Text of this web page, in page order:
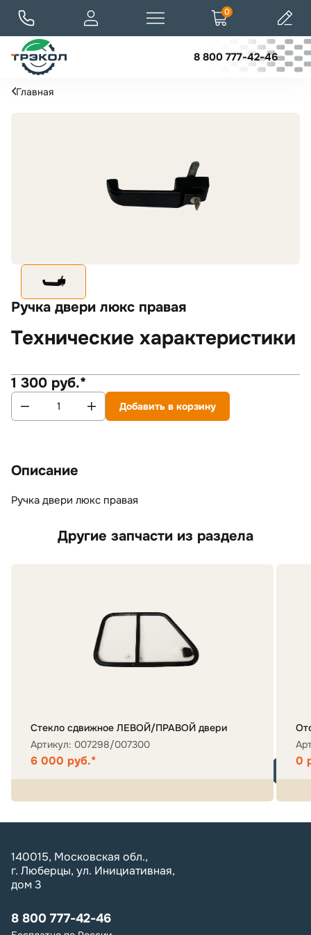
8 800 777-42-46
0
Главная
Ручка двери люкс правая
Технические характеристики
1 300 руб.*
Добавить в корзину
Описание
Ручка двери люкс правая
Другие запчасти из раздела
Стекло сдвижное ЛЕВОЙ/ПРАВОЙ двери
Артикул: 007298/007300
6 000 руб.* 0
140015, Московская обл.,
г. Люберцы, ул. Инициативная,
дом 3
8 800 777-42-46